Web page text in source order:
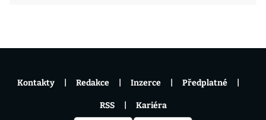
Kontakty Redakce Inzerce Předplatné
RSS Kariéra